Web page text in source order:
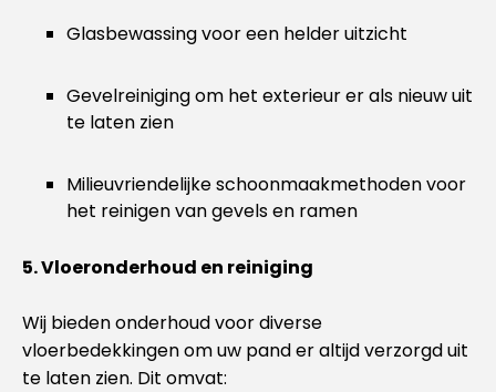
Glasbewassing voor een helder uitzicht
Gevelreiniging om het exterieur er als nieuw uit
te laten zien
Milieuvriendelijke schoonmaakmethoden voor
het reinigen van gevels en ramen
5. Vloeronderhoud en reiniging
Wij bieden onderhoud voor diverse
vloerbedekkingen om uw pand er altijd verzorgd uit
te laten zien. Dit omvat: